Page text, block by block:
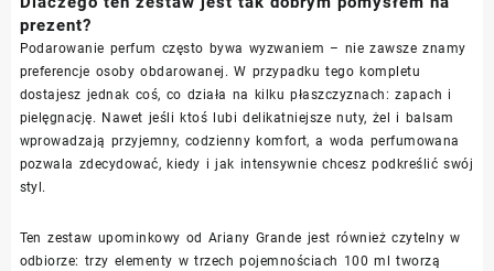
prezent?
Podarowanie perfum często bywa wyzwaniem – nie zawsze znamy
preferencje osoby obdarowanej. W przypadku tego kompletu
dostajesz jednak coś, co działa na kilku płaszczyznach: zapach i
pielęgnację. Nawet jeśli ktoś lubi delikatniejsze nuty, żel i balsam
wprowadzają przyjemny, codzienny komfort, a woda perfumowana
pozwala zdecydować, kiedy i jak intensywnie chcesz podkreślić swój
styl.
Ten zestaw upominkowy od Ariany Grande jest również czytelny w
odbiorze: trzy elementy w trzech pojemnościach 100 ml tworzą